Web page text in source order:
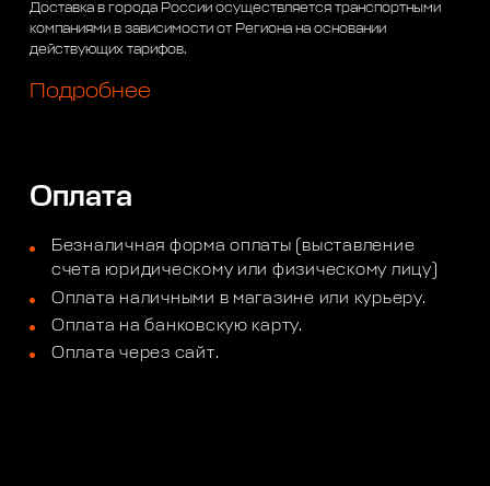
Доставка в города России осуществляется транспортными
компаниями в зависимости от Региона на основании
действующих тарифов.
Подробнее
Оплата
Безналичная форма оплаты (выставление
счета юридическому или физическому лицу)
Оплата наличными в магазине или курьеру.
Оплата на банковскую карту.
Оплата через сайт.